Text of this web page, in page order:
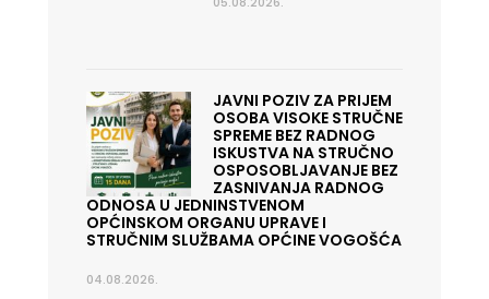
JAVNI POZIV ZA PRIJEM
OSOBA VISOKE STRUČNE
SPREME BEZ RADNOG
ISKUSTVA NA STRUČNO
OSPOSOBLJAVANJE BEZ
ZASNIVANJA RADNOG
ODNOSA U JEDNINSTVENOM
OPĆINSKOM ORGANU UPRAVE I
STRUČNIM SLUŽBAMA OPĆINE VOGOŠĆA
04.08.2026.